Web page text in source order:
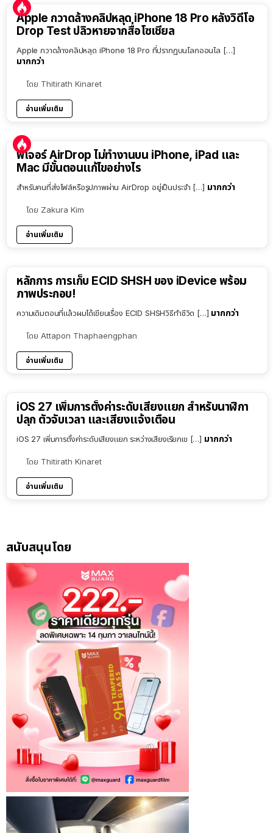
Apple กวาดล้างคลิปหลุด iPhone 18 Pro หลังวิดีโอ
Drop Test ปลิวหายจากสื่อโซเชียล
Apple กวาดล้างคลิปหลุด iPhone 18 Pro ที่ปรากฏบนโลกออนไล […]
มากกว่า
โดย Thitirath Kinaret
อ่านเพิ่มเติม
ฟีเจอร์ AirDrop ไม่ทำงานบน iPhone, iPad และ
Mac มีขั้นตอนแก้ไขอย่างไร
สำหรับคนที่ส่งไฟล์หรือรูปภาพผ่าน AirDrop อยู่เป็นประจำ […] มากกว่า
โดย Zakura Kim
อ่านเพิ่มเติม
หลักการ การเก็บ ECID SHSH ของ iDevice พร้อม
ภาพประกอบ!
ความเดิมตอนที่แล้วผมได้เขียนเรื่อง ECID SHSHวิธีทำชีวิต […] มากกว่า
โดย Attapon Thaphaengphan
อ่านเพิ่มเติม
iOS 27 เพิ่มการตั้งค่าระดับเสียงแยก สำหรับนาฬิกา
ปลุก ตัวจับเวลา และเสียงแจ้งเตือน
iOS 27 เพิ่มการตั้งค่าระดับเสียงแยก ระหว่างเสียงเรียกเข […] มากกว่า
โดย Thitirath Kinaret
อ่านเพิ่มเติม
สนับสนุนโดย